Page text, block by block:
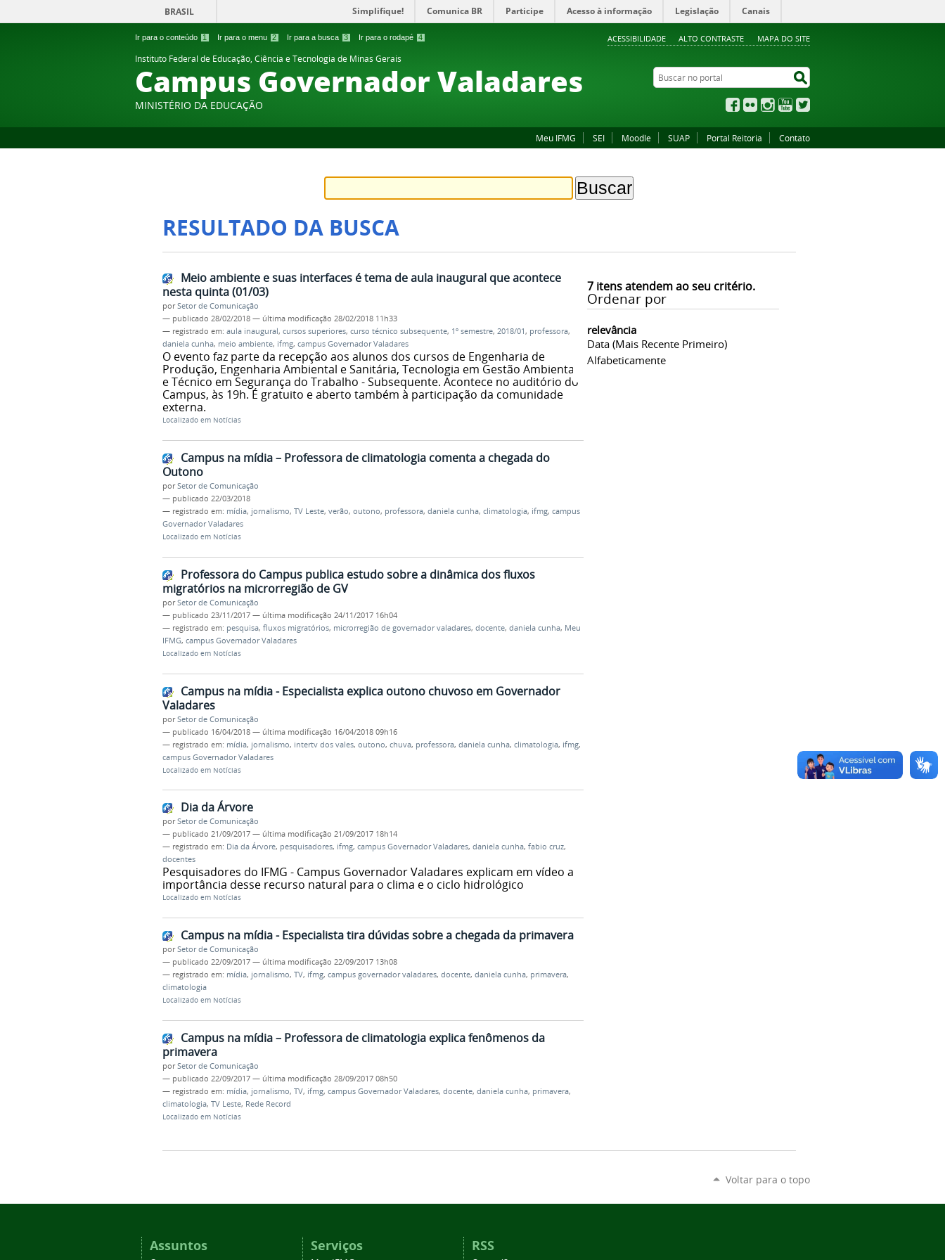
Ir para o conteúdo 1 Ir para o menu 2 Ir para a busca 3 Ir para o rodapé 4 ACESSIBILIDADE ALTO CONTRASTE MAPA DO SITE
BRASIL Simplifique! Comunica BR Participe Acesso à informação Legislação Canais
Instituto Federal de Educação, Ciência e Tecnologia de Minas Gerais
Campus Governador Valadares
MINISTÉRIO DA EDUCAÇÃO
Buscar no portal
Facebook
Flickr InstagramYouTube
Meu IFMG SEI Moodle SUAP Portal Reitoria Contato
RESULTADO DA BUSCA
7itens atendem ao seu critério.
Ordenar por
relevância
Data (mais Recente Primeiro)
Alfabeticamente
Meio ambiente e suas interfaces é tema de aula inaugural que acontece
nesta quinta (01/03)
porSetor de Comunicação
— publicado 28/02/2018 — última modificação 28/02/2018 11h33
— registrado em: aula inaugural, cursos superiores, curso técnico subsequente, 1º semestre, 2018/01, professora,
daniela cunha, meio ambiente, ifmg, campus Governador Valadares
O evento faz parte da recepção aos alunos dos cursos de Engenharia de
Produção, Engenharia Ambiental e Sanitária, Tecnologia em Gestão Ambiental
e Técnico em Segurança do Trabalho - Subsequente. Acontece no auditório do
Campus, às 19h. É gratuito e aberto também à participação da comunidade
externa.
Localizado em Notícias
Campus na mídia – Professora de climatologia comenta a chegada do
Outono
porSetor de Comunicação
— publicado 22/03/2018
— registrado em: mídia, jornalismo, TV Leste, verão, outono, professora, daniela cunha, climatologia, ifmg, campus
Governador Valadares
Localizado em Notícias
Professora do Campus publica estudo sobre a dinâmica dos fluxos
migratórios na microrregião de GV
porSetor de Comunicação
— publicado 23/11/2017 — última modificação 24/11/2017 16h04
— registrado em: pesquisa, fluxos migratórios, microrregião de governador valadares, docente, daniela cunha, Meu
IFMG, campus Governador Valadares
Localizado em Notícias
Campus na mídia - Especialista explica outono chuvoso em Governador
Valadares
porSetor de Comunicação
— publicado 16/04/2018 — última modificação 16/04/2018 09h16
— registrado em: mídia, jornalismo, intertv dos vales, outono, chuva, professora, daniela cunha, climatologia, ifmg,
campus Governador Valadares
Localizado em Notícias
Dia da Árvore
porSetor de Comunicação
— publicado 21/09/2017 — última modificação 21/09/2017 18h14
— registrado em: Dia da Árvore, pesquisadores, ifmg, campus Governador Valadares, daniela cunha, fabio cruz,
docentes
Pesquisadores do IFMG - Campus Governador Valadares explicam em vídeo a
importância desse recurso natural para o clima e o ciclo hidrológico
Localizado em Notícias
Campus na mídia - Especialista tira dúvidas sobre a chegada da primavera
porSetor de Comunicação
— publicado 22/09/2017 — última modificação 22/09/2017 13h08
— registrado em: mídia, jornalismo, TV, ifmg, campus governador valadares, docente, daniela cunha, primavera,
climatologia
Localizado em Notícias
Campus na mídia – Professora de climatologia explica fenômenos da
primavera
porSetor de Comunicação
— publicado 22/09/2017 — última modificação 28/09/2017 08h50
— registrado em: mídia, jornalismo, TV, ifmg, campus Governador Valadares, docente, daniela cunha, primavera,
climatologia, TV Leste, Rede Record
Localizado em Notícias
Voltar para o topo
Assuntos Serviços RSS